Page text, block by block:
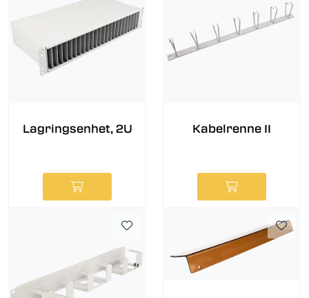
Lagringsenhet, 2U Kabelrenne II